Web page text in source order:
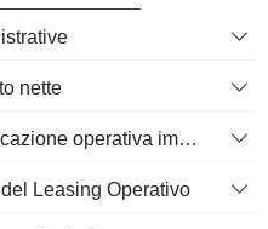
nette
Spesa di interesse per locazione operativa imputata
Leasing Operativo